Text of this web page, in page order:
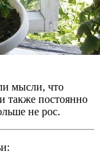
мысли, что
также постоянно
не рос.